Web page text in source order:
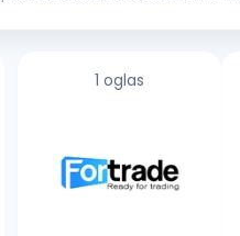
1 oglas